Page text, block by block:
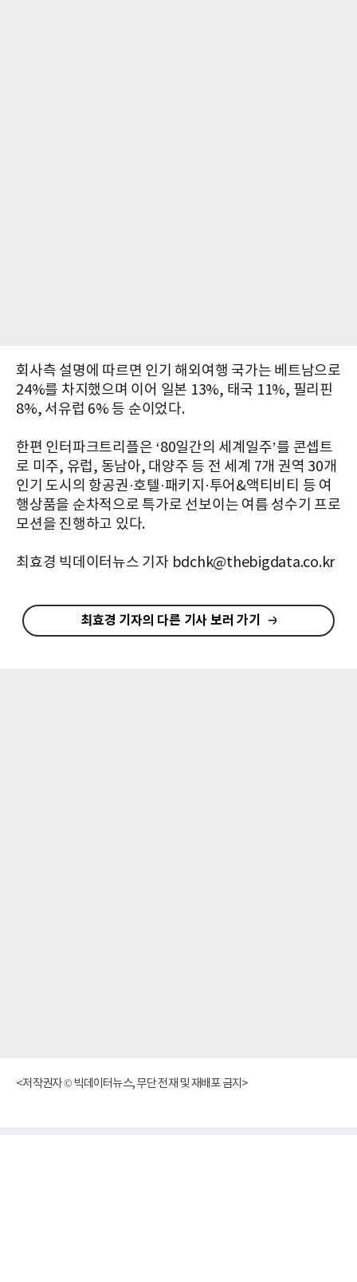
회사측 설명에 따르면 인기 해외여행 국가는 베트남으로
24%를 차지했으며 이어 일본 13%, 태국 11%, 필리핀
8%, 서유럽 6% 등 순이었다.
한편 인터파크트리플은 ‘80일간의 세계일주’를 콘셉트
로 미주, 유럽, 동남아, 대양주 등 전 세계 7개 권역 30개
인기 도시의 항공권·호텔·패키지·투어&액티비티 등 여
행상품을 순차적으로 특가로 선보이는 여름 성수기 프로
모션을 진행하고 있다.
최효경 빅데이터뉴스 기자 bdchk@thebigdata.co.kr
최효경 기자의 다른 기사 보러 가기
<저작권자 © 빅데이터뉴스, 무단 전재 및 재배포 금지>